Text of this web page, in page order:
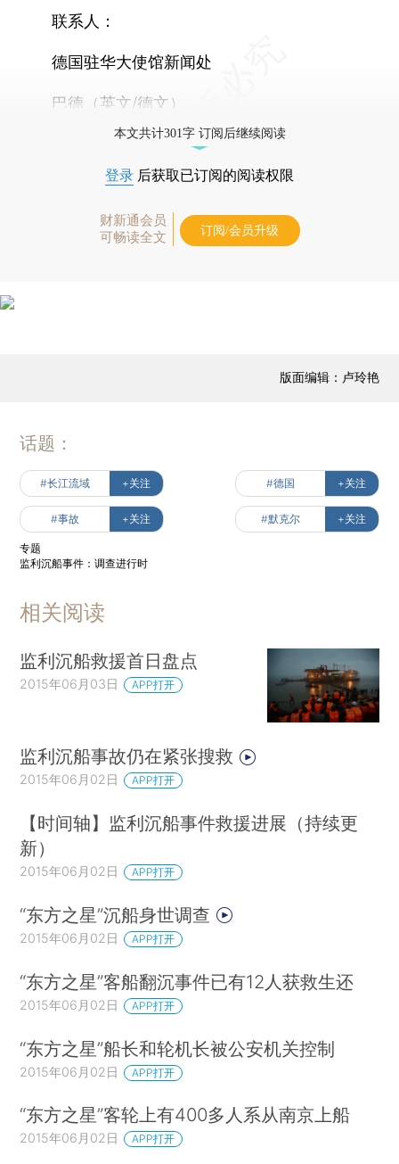
联系人：
德国驻华大使馆新闻处
巴德（英文/德文）
本文共计301字 订阅后继续阅读
登录 后获取已订阅的阅读权限
财新通会员
可畅读全文
订阅/会员升级
版面编辑：卢玲艳
话题：
#长江流域 +关注 #德国 +关注
#事故 +关注 #默克尔 +关注
专题
监利沉船事件：调查进行时
相关阅读
监利沉船救援首日盘点
2015年06月03日 APP打开
监利沉船事故仍在紧张搜救
2015年06月02日 APP打开
【时间轴】监利沉船事件救援进展（持续更
新）
2015年06月02日 APP打开
“东方之星”沉船身世调查
2015年06月02日 APP打开
“东方之星”客船翻沉事件已有12人获救生还
2015年06月02日 APP打开
“东方之星”船长和轮机长被公安机关控制
2015年06月02日 APP打开
“东方之星”客轮上有400多人系从南京上船
2015年06月02日 APP打开